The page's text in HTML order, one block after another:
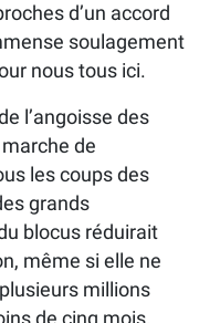
d’un accord
soulagement
nous tous ici.
l’angoisse des
de
les coups des
grands
blocus réduirait
même si elle ne
millions
de cinq mois.